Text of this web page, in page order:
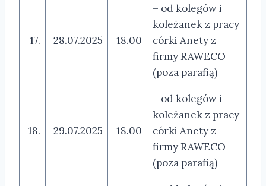
17. 28.07.2025 18.00
– od kolegów i
koleżanek z pracy
córki Anety z
firmy RAWECO
(poza parafią)
18. 29.07.2025 18.00
– od kolegów i
koleżanek z pracy
córki Anety z
firmy RAWECO
(poza parafią)